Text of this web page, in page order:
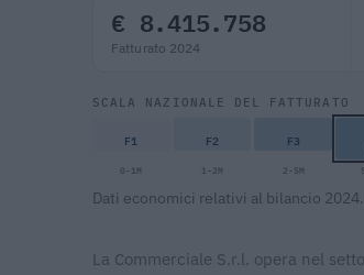
€ 8.415.758
Fatturato 2024
SCALA NAZIONALE DEL FATTURATO
F1 F2 F3
0-1M 1-2M 2-5M
Dati economici relativi al bilancio
La Commerciale S.r.l. opera nel